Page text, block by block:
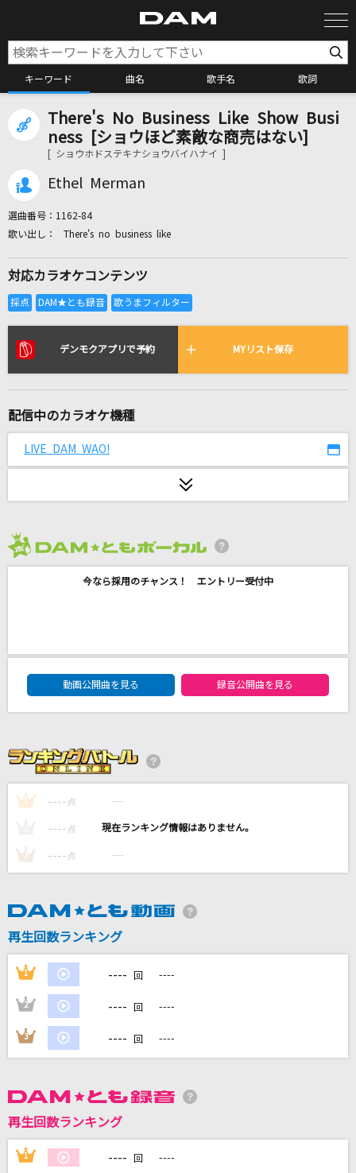
キーワード 曲名 歌手名 歌詞
カラオケ検索
カラオケリクエスト
リアルタイムで歌われている曲の一覧
はじまりの場所
残機
ずっと真夜中でいいのに。
Official髭男dism
ブルーアンバー
ロクデナシ
[生音]紫煙
神野美伽
抱きしめたい
ホール・ニュー・ワールド(新しい世界)
DAMの新曲・ランキングなど
カラオケをもっと楽しもう！
There's No Business Like Show Busi
ness [ショウほど素敵な商売はない]
[ ショウホドステキナショウバイハナイ ]
Ethel Merman
選曲番号： 1162-84
There's no business like
対応カラオケコンテンツ
デンモクアプリで予約 MYリスト保存
配信中のカラオケ機種
LIVE DAM WAO!
今なら採用のチャンス！ エントリー受付中
DAM★ともボーカルエントリーランキング
動画公開曲を見る
録音公開曲を見る
1 ---- 点 ----
---- 点 ----
3 ---- 点 ----
再生回数ランキング
1 ---- 回 ----
2 ---- 回 ----
3 ---- 回 ----
再生回数ランキング
1 ---- 回 ----